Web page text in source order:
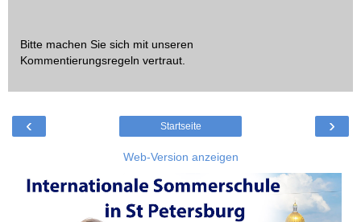
Bitte machen Sie sich mit unseren
Kommentierungsregeln vertraut.
‹ ›
Startseite
Web-Version anzeigen